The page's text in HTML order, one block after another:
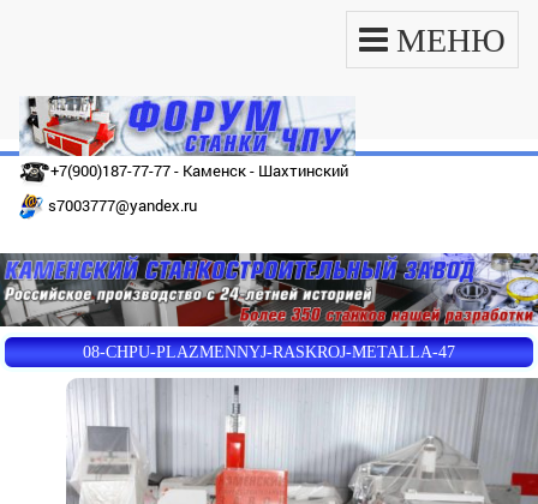
МЕНЮ
+7(900)187-77-77 - Каменск - Шахтинский
s7003777@yandex.ru
08-CHPU-PLAZMENNYJ-RASKROJ-METALLA-47